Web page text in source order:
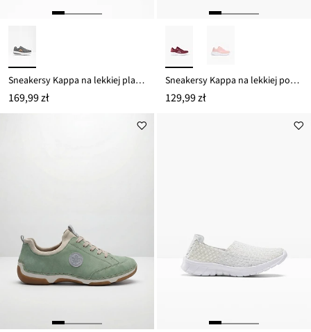
Sneakersy Kappa na lekkiej platformie
169,99 zł
Sneakersy Kappa na lekkiej podeszwie
129,99 zł